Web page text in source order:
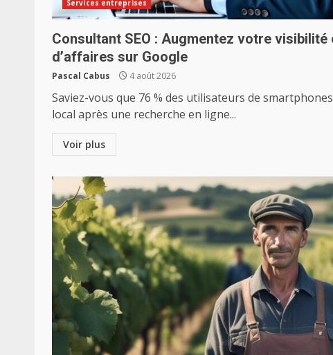
Services entreprises
Consultant SEO : Augmentez votre
d’affaires sur Google
Pascal Cabus 4 août 2026
Saviez-vous que 76 % des utilisateurs de
local après une recherche en ligne...
Voir plus